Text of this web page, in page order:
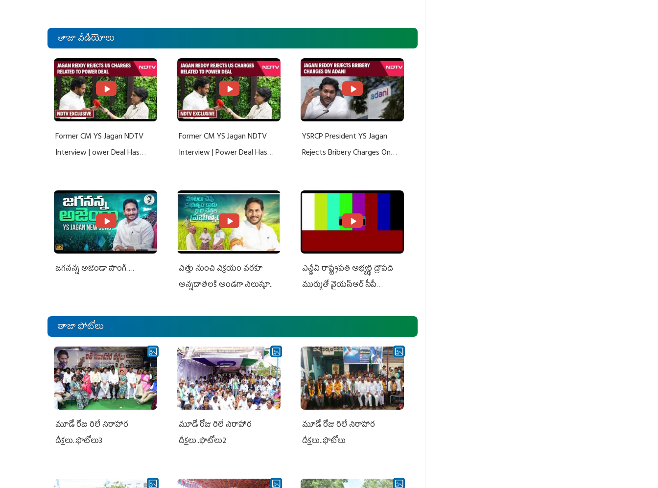
తాజా వీడియోలు
Former CM YS Jagan NDTV
Interview | ower Deal Has
Former CM YS Jagan NDTV
Interview | Power Deal Has
YSRCP President YS Jagan
Rejects Bribery Charges On
జగనన్న అజెండా సాంగ్….
విత్తు నుంచి విక్రయం వరకూ
అన్నదాతలకి అండగా నిలుస్తూ..
ఎన్డీఏ రాష్ట్ర‌ప‌తి అభ్య‌ర్థి ద్రౌప‌ది
ముర్ముతో వైయ‌స్ఆర్ సీపీ
ఎమ్మెల్యేలు, ఎంపీల స‌మావేశం
తాజా ఫోటోలు
మూడో రోజు రిలే నిరాహార
దీక్షలు..ఫొటోలు3
మూడో రోజు రిలే నిరాహార
దీక్షలు..ఫొటోలు2
మూడో రోజు రిలే నిరాహార
దీక్షలు..ఫొటోలు